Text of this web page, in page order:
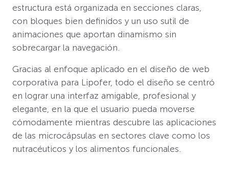
estructura está organizada en secciones claras,
con bloques bien definidos y un uso sutil de
animaciones que aportan dinamismo sin
sobrecargar la navegación.
Gracias al enfoque aplicado en el diseño de web
corporativa para Lipofer, todo el diseño se centró
en lograr una interfaz amigable, profesional y
elegante, en la que el usuario pueda moverse
cómodamente mientras descubre las aplicaciones
de las microcápsulas en sectores clave como los
nutracéuticos y los alimentos funcionales.